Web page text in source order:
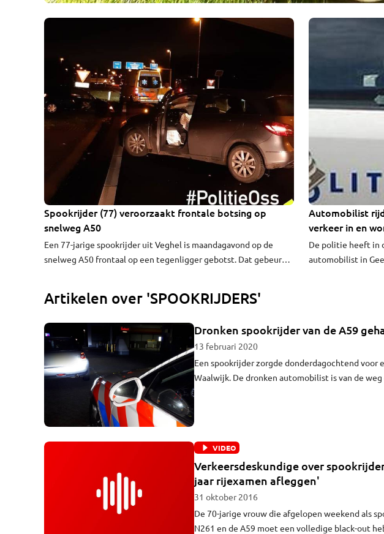
Spookrijder (77) veroorzaakt frontale botsing op
snelweg A50
Een 77-jarige spookrijder uit Veghel is maandagavond op de
snelweg A50 frontaal op een tegenligger gebotst. Dat gebeurde
behandeld. De politie spreekt over 'relatief licht letsel'.
Automobilist
verkeer in en
De politie heeft in
automobilist in
Artikelen over 'SPOOKRIJDERS'
Dronken spookrijder van de A59
13 februari 2020
Een spookrijder zorgde donderdagochtend voor
Waalwijk. De dronken automobilist is van de
VIDEO
Verkeersdeskundige over
jaar rijexamen afleggen'
31 oktober 2016
De 70-jarige vrouw die afgelopen weekend als
N261 en de A59 moet een volledige black-out